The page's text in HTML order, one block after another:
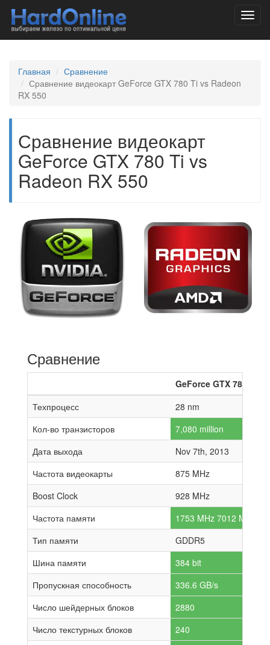
Главная
Сравнение
Сравнение видеокарт GeForce GTX 780 Ti vs Radeon
RX 550
Сравнение видеокарт
GeForce GTX 780 Ti vs
Radeon RX 550
Сравнение
GeForce GTX 780 Ti
Техпроцесс
28 nm
Кол-во транзисторов
7,080 million
Дата выхода
Nov 7th, 2013
Частота видеокарты
875 MHz
Boost Clock
928 MHz
Частота памяти
1753 MHz 7012 MHz
Тип памяти
GDDR5
Шина памяти
384 bit
Пропускная способность
336.6 GB/s
Число шейдерных блоков
2880
Число текстурных блоков
240